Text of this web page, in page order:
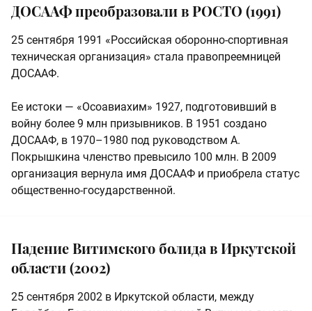
ДОСААФ преобразовали в РОСТО (1991)
25 сентября 1991 «Российская оборонно‑спортивная
техническая организация» стала правопреемницей
ДОСААФ.
Ее истоки — «Осоавиахим» 1927, подготовивший в
войну более 9 млн призывников. В 1951 создано
ДОСААФ, в 1970–1980 под руководством А.
Покрышкина членство превысило 100 млн. В 2009
организация вернула имя ДОСААФ и приобрела статус
общественно‑государственной.
Падение Витимского болида в Иркутской
области (2002)
25 сентября 2002 в Иркутской области, между